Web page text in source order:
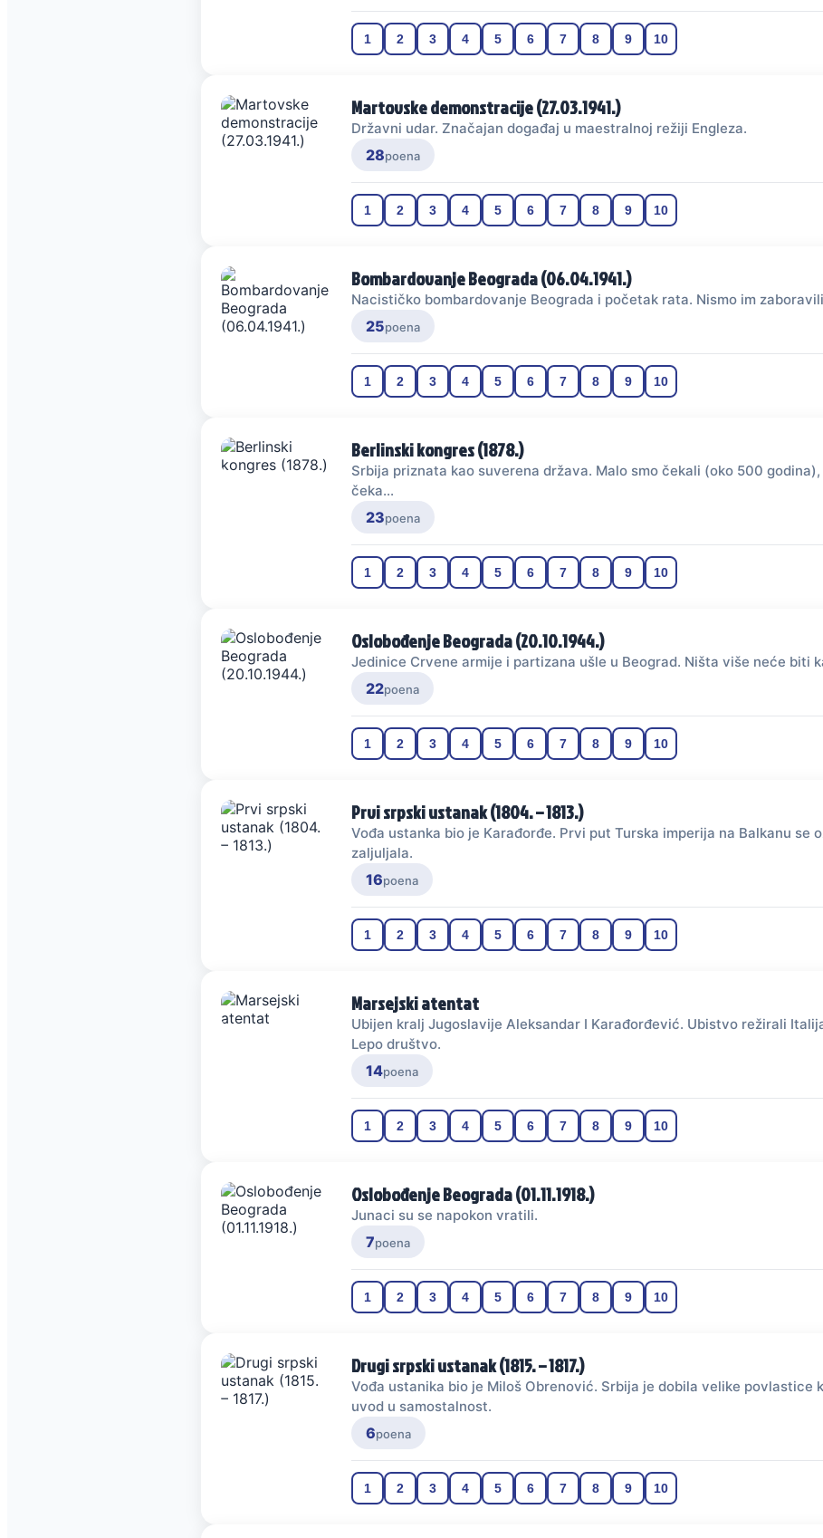
1 2 3 4 5 6 7 8 9 10
Martovske demonstracije (27.03.1941.)
Državni udar. Značajan događaj u maestralnoj režiji Engleza.
28poena
1 2 3 4 5 6 7 8 9 10
Bombardovanje Beograda (06.04.1941.)
Nacističko bombardovanje Beograda i početak rata. Nismo im
25poena
1 2 3 4 5 6 7 8 9 10
Berlinski kongres (1878.)
Srbija priznata kao suverena država. Malo smo čekali (oko 500
čeka...
23poena
1 2 3 4 5 6 7 8 9 10
Oslobođenje Beograda (20.10.1944.)
Jedinice Crvene armije i partizana ušle u Beograd. Ništa više neće biti
22poena
1 2 3 4 5 6 7 8 9 10
Prvi srpski ustanak (1804. – 1813.)
Vođa ustanka bio je Karađorđe. Prvi put Turska imperija na Balkanu se
zaljuljala.
16poena
1 2 3 4 5 6 7 8 9 10
Marsejski atentat
Ubijen kralj Jugoslavije Aleksandar I Karađorđević. Ubistvo režirali
Lepo društvo.
14poena
1 2 3 4 5 6 7 8 9 10
Oslobođenje Beograda (01.11.1918.)
Junaci su se napokon vratili.
7poena
1 2 3 4 5 6 7 8 9 10
Drugi srpski ustanak (1815. – 1817.)
Vođa ustanika bio je Miloš Obrenović. Srbija je dobila velike povlastice
uvod u samostalnost.
6poena
1 2 3 4 5 6 7 8 9 10